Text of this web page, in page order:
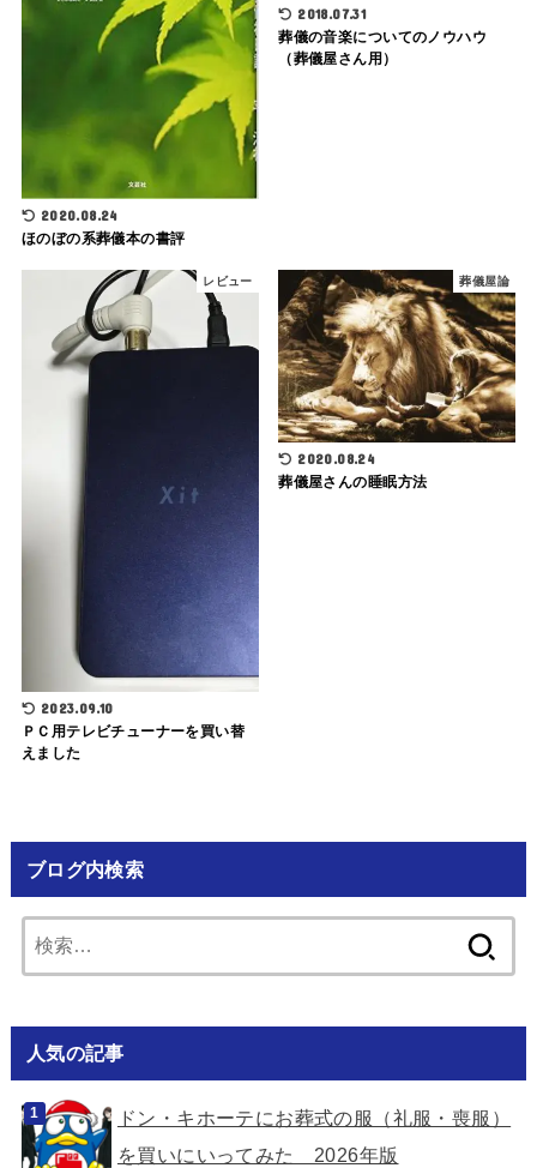
2020.08.24
ほのぼの系葬儀本の書評
2018.07.31
葬儀の音楽についてのノウハウ
（葬儀屋さん用）
レビュー
2023.09.10
ＰＣ用テレビチューナーを買い替
えました
葬儀屋論
2020.08.24
葬儀屋さんの睡眠方法
ブログ内検索
索:
人気の記事
ドン・キホーテにお葬式の服（礼服・喪服）
を買いにいってみた 2026年版